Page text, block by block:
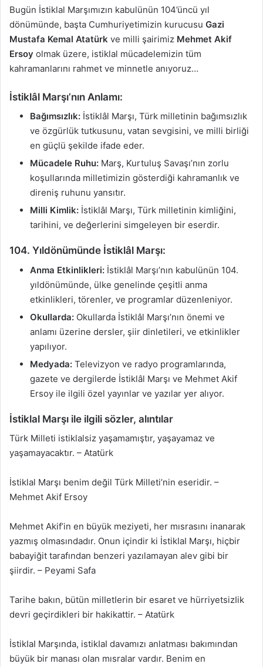
Bugün İstiklal Marşımızın kabulünün 104’üncü yıl
dönümünde, başta Cumhuriyetimizin kurucusu Gazi
Mustafa Kemal Atatürk ve milli şairimiz Mehmet Akif
Ersoy olmak üzere, istiklal mücadelemizin tüm
kahramanlarını rahmet ve minnetle anıyoruz…
İstiklâl Marşı’nın Anlamı:
Bağımsızlık: İstiklâl Marşı, Türk milletinin bağımsızlık
ve özgürlük tutkusunu, vatan sevgisini, ve milli birliği
en güçlü şekilde ifade eder.
Mücadele Ruhu: Marş, Kurtuluş Savaşı’nın zorlu
koşullarında milletimizin gösterdiği kahramanlık ve
direniş ruhunu yansıtır.
Milli Kimlik: İstiklâl Marşı, Türk milletinin kimliğini,
tarihini, ve değerlerini simgeleyen bir eserdir.
104. Yıldönümünde İstiklâl Marşı:
Anma Etkinlikleri: İstiklâl Marşı’nın kabulünün 104.
yıldönümünde, ülke genelinde çeşitli anma
etkinlikleri, törenler, ve programlar düzenleniyor.
Okullarda: Okullarda İstiklâl Marşı’nın önemi ve
anlamı üzerine dersler, şiir dinletileri, ve etkinlikler
yapılıyor.
Medyada: Televizyon ve radyo programlarında,
gazete ve dergilerde İstiklâl Marşı ve Mehmet Akif
Ersoy ile ilgili özel yayınlar ve yazılar yer alıyor.
İstiklal Marşı ile ilgili sözler, alıntılar
Türk Milleti istiklalsiz yaşamamıştır, yaşayamaz ve
yaşamayacaktır. – Atatürk
İstiklal Marşı benim değil Türk Milleti’nin eseridir. –
Mehmet Akif Ersoy
Mehmet Akif’in en büyük meziyeti, her mısrasını inanarak
yazmış olmasındadır. Onun içindir ki İstikIaI Marşı, hiçbir
babayiğit tarafından benzeri yazılamayan alev gibi bir
şiirdir. – Peyami Safa
Tarihe bakın, bütün miIIetIerin bir esaret ve hürriyetsizIik
devri geçirdikleri bir hakikattir. – Atatürk
İstikIaI Marşında, istikIaI davamızı anlatması bakımından
büyük bir manası oIan mısralar vardır. Benim en